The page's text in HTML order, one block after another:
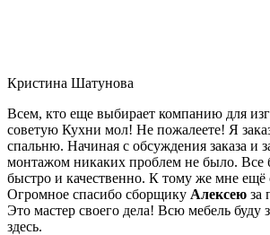
Кристина Шатунова
Всем, кто еще выбирает компанию для
советую Кухни мол! Не пожалеете! Я
спальню. Начиная с обсуждения заказа и
монтажом никаких проблем не было. Все
быстро и качественно. К тому же мне ещё
Огромное спасибо сборщику Алексею за
Это мастер своего дела! Всю мебель буду
здесь.